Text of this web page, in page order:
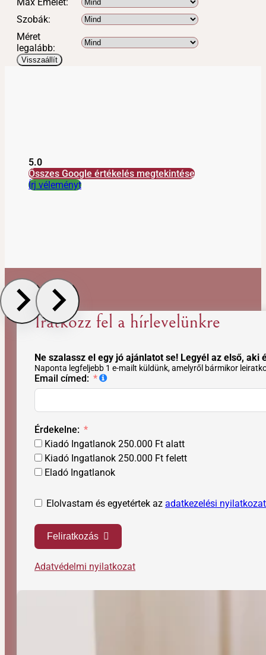
Max Emelet:
Szobák:
Méret
legalább:
Visszaállít
5.0
Összes Google értékelés megtekintése
Írj véleményt
Iratkozz fel a hírlevelünkre
Ne szalassz el egy jó ajánlatot se! Legyél az első,
Naponta legfeljebb 1 e-mailt küldünk, amelyről bármikor
Email címed:
Érdekelne:
Kiadó Ingatlanok 250.000 Ft alatt
Kiadó Ingatlanok 250.000 Ft felett
Eladó Ingatlanok
Elolvastam és egyetértek az adatkezelési
Feliratkozás
Adatvédelmi nyilatkozat